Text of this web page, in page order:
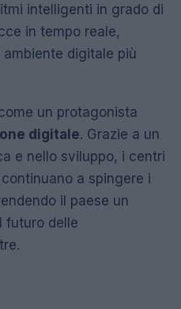
intelligenti in grado di
in tempo reale,
digitale più
un protagonista
digitale. Grazie a un
e nello sviluppo, i centri
a spingere i
il paese un
futuro delle